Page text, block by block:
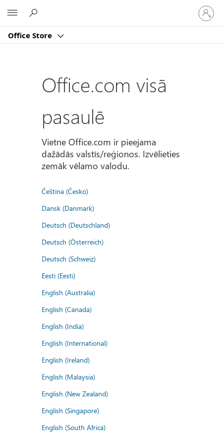
Office Store
savā
kontā
Office.com visā
pasaulē
Vietne Office.com ir pieejama
dažādās valstīs/reģionos. Izvēlieties
zemāk vēlamo valodu.
Čeština (Česko)
Dansk (Danmark)
Deutsch (Deutschland)
Deutsch (Österreich)
Deutsch (Schweiz)
Eesti (Eesti)
English (Australia)
English (Canada)
English (India)
English (International)
English (Ireland)
English (Malaysia)
English (New Zealand)
English (Singapore)
English (South Africa)